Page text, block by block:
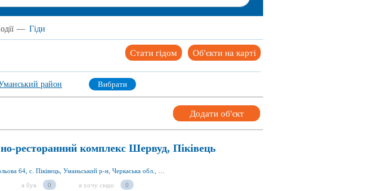
— Гіди
Об'єкти на карті
Стати гідом
район Вибрати
Додати об'єкт
ресторанний комплекс Шервуд, Піківець
я був 0 я хочу сюди 0